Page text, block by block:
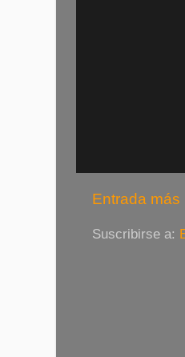
Entrada más
Suscribirse a: